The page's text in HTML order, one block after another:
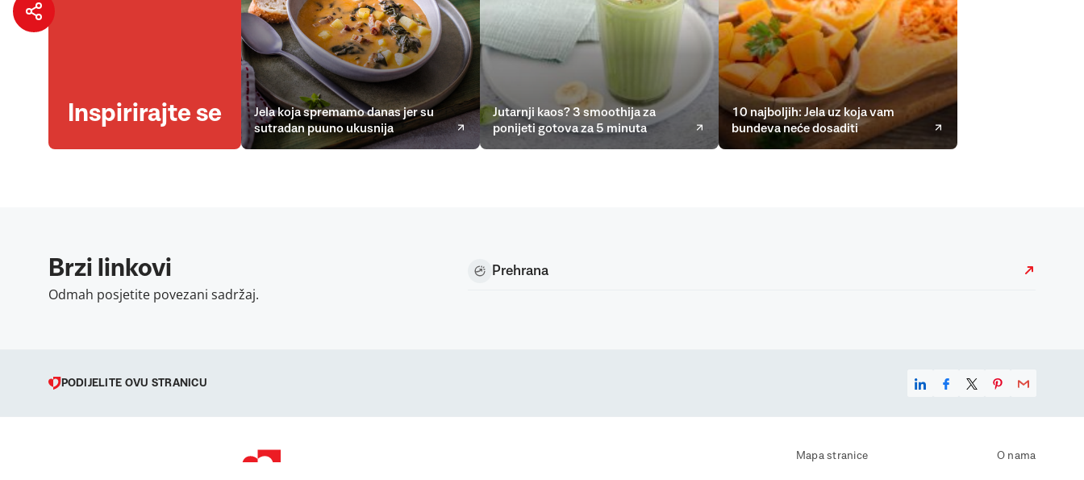
Inspirirajte se
Jela koja spremamo danas jer su
sutradan puuno ukusnija
Jutarnji kaos? 3 smoothija za
ponijeti gotova za 5 minuta
10 najboljih: Jela uz koja vam
bundeva neće dosaditi
Brzi linkovi
Odmah posjetite povezani sadržaj.
Prehrana
PODIJELITE OVU STRANICU
Mapa stranice
O nama